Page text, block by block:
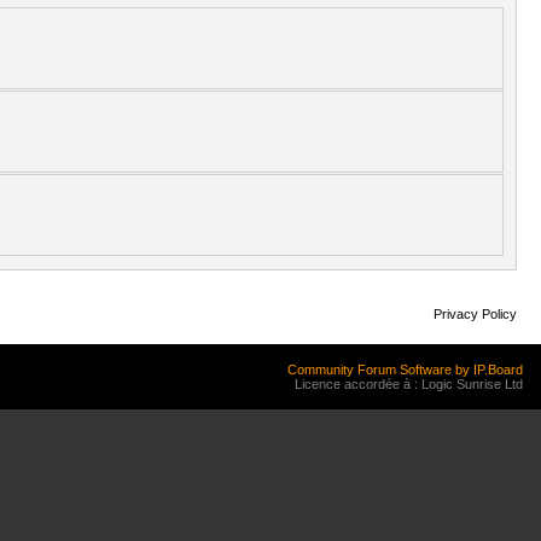
Privacy Policy
Community Forum Software by IP.Board
Licence accordée à : Logic Sunrise Ltd